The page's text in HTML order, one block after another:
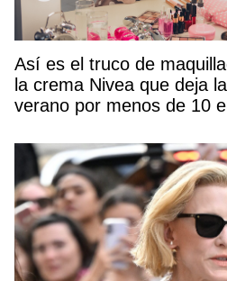
Así es el truco de
la crema Nivea que deja
verano por menos de 10